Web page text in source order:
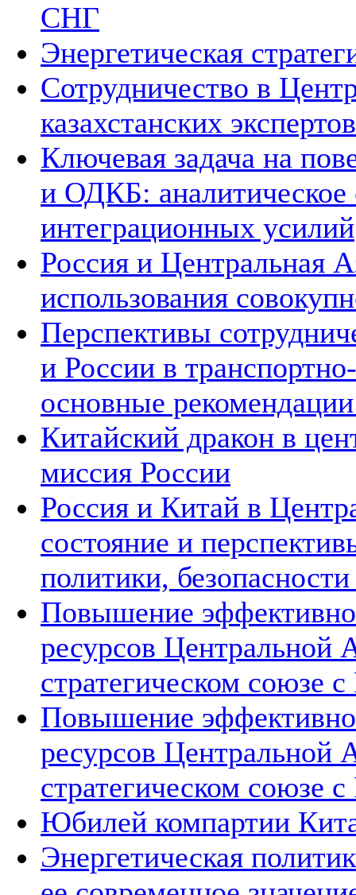
СНГ
Энергетическая
Сотрудничество в
казахстанских экспертов
Ключевая задача на
и ОДКБ: аналитическое
интеграционных усилий
Россия и Центральная
использования
Перспективы
и России в
основные
Китайский дракон в
миссия России
Россия и Китай в
состояние и
политики,
Повышение
ресурсов Центральной
стратегическом союзе
Повышение
ресурсов Центральной
стратегическом союзе
Юбилей компартии
Энергетическая